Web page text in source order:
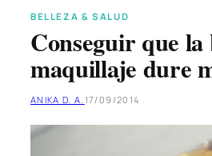
BELLEZA & SALUD
Conseguir que la
maquillaje dure
ANIKA D. A. 17/09/2014